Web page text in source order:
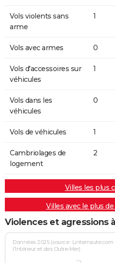
Vols violents sans
arme
1
Vols avec armes 0
Vols d'accessoires sur
véhicules
1
Vols dans les
véhicules
0
Vols de véhicules 1
Cambriolages de
logement
2
Villes les plus
Villes avec le plus
Violences et agressions
Données 2025 (source :
l'Intérieur et des Outre-Mer)